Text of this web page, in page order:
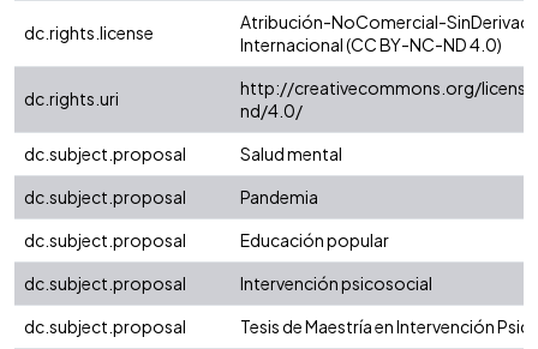
dc.rights.license
Atribución-NoComercial-
Internacional (CC BY-NC-ND 4.0)
dc.rights.uri
http://creativecommons.org/
nd/4.0/
dc.subject.proposal
Salud mental
dc.subject.proposal
Pandemia
dc.subject.proposal
Educación popular
dc.subject.proposal
Intervención psicosocial
dc.subject.proposal
Tesis de Maestría en Intervención